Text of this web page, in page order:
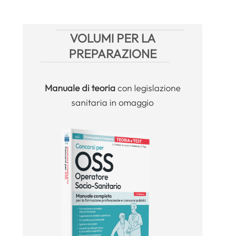
VOLUMI PER LA
PREPARAZIONE
Manualedi teoria con legislazione
sanitaria in omaggio